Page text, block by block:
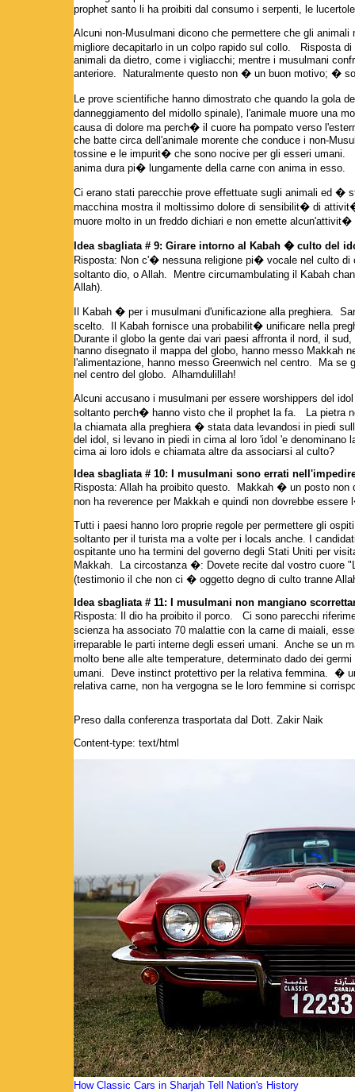
prophet santo li ha proibiti dal consumo i serpenti, le
Alcuni non-Musulmani dicono che permettere che gli
migliore decapitarlo in un colpo rapido sul collo. Risposta
animali da dietro, come i vigliacchi; mentre i musulmani
anteriore. Naturalmente questo non � un buon motivo; �
Le prove scientifiche hanno dimostrato che quando la gola
danneggiamento del midollo spinale), l'animale muore una
causa di dolore ma perch� il cuore ha pompato verso
che batte circa dell'animale morente che conduce i non-
tossine e le impurit� che sono nocive per gli esseri
anima dura pi� lungamente della carne con anima in esso.
Ci erano stati parecchie prove effettuate sugli animali ed �
macchina mostra il moltissimo dolore di sensibilit� di
muore molto in un freddo dichiari e non emette alcun'attivit�
Idea sbagliata # 9: Girare intorno al Kabah � culto del
Risposta: Non c'� nessuna religione pi� vocale nel culto
soltanto dio, o Allah. Mentre circumambulating il Kabah
Allah).
Il Kabah � per i musulmani d'unificazione alla preghiera.
scelto. Il Kabah fornisce una probabilit� unificare nella
Durante il globo la gente dai vari paesi affronta il nord, il
hanno disegnato il mappa del globo, hanno messo Makkah
l'alimentazione, hanno messo Greenwich nel centro. Ma se
nel centro del globo. Alhamdulillah!
Alcuni accusano i musulmani per essere worshippers del
soltanto perch� hanno visto che il prophet la fa. La pietra
la chiamata alla preghiera � stata data levandosi in piedi
del idol, si levano in piedi in cima al loro 'idol 'e
cima ai loro idols e chiamata altre da associarsi al culto?
Idea sbagliata # 10: I musulmani sono errati
Risposta: Allah ha proibito questo. Makkah � un posto
non ha reverence per Makkah e quindi non dovrebbe
Tutti i paesi hanno loro proprie regole per permettere gli
soltanto per il turista ma a volte per i locals anche. I
ospitante uno ha termini del governo degli Stati Uniti per
Makkah. La circostanza �: Dovete recite dal vostro cuore
(testimonio il che non ci � oggetto degno di culto tranne
Idea sbagliata # 11: I musulmani non mangiano
Risposta: Il dio ha proibito il porco. Ci sono parecchi
scienza ha associato 70 malattie con la carne di maiali,
irreparable le parti interne degli esseri umani. Anche se
molto bene alle alte temperature, determinato dado dei
umani. Deve instinct protettivo per la relativa femmina. �
relativa carne, non ha vergogna se le loro femmine si
Preso dalla conferenza trasportata dal Dott. Zakir Naik
Content-type: text/html
How Classic Cars in Sharjah Tell Nation's History